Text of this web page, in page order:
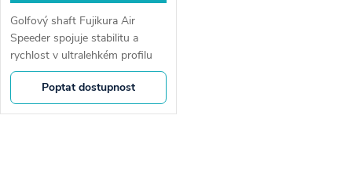
Golfový shaft Fujikura Air
Speeder spojuje stabilitu a
rychlost v ultralehkém profilu
pomocí použití patentovaných
materiálů a konstrukčních
techniky společnosti Fujikura....
Poptat dostupnost